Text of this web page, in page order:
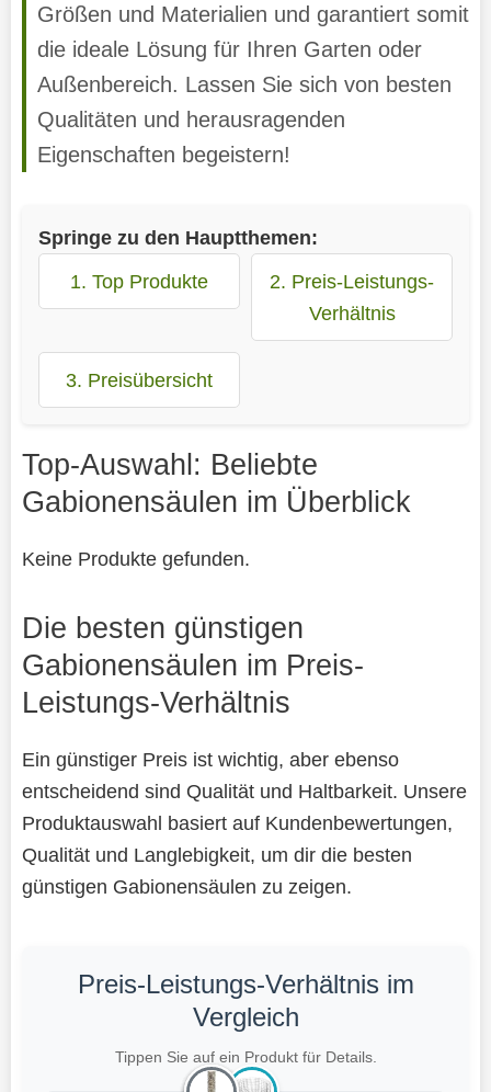
Größen und Materialien und garantiert somit
die ideale Lösung für Ihren Garten oder
Außenbereich. Lassen Sie sich von besten
Qualitäten und herausragenden
Eigenschaften begeistern!
Springe zu den Hauptthemen:
1. Top Produkte
2. Preis-Leistungs-
Verhältnis
3. Preisübersicht
Top-Auswahl: Beliebte
Gabionensäulen im Überblick
Keine Produkte gefunden.
Die besten günstigen
Gabionensäulen im Preis-
Leistungs-Verhältnis
Ein günstiger Preis ist wichtig, aber ebenso
entscheidend sind Qualität und Haltbarkeit. Unsere
Produktauswahl basiert auf Kundenbewertungen,
Qualität und Langlebigkeit, um dir die besten
günstigen Gabionensäulen zu zeigen.
Preis-Leistungs-Verhältnis im
Vergleich
Tippen Sie auf ein Produkt für Details.